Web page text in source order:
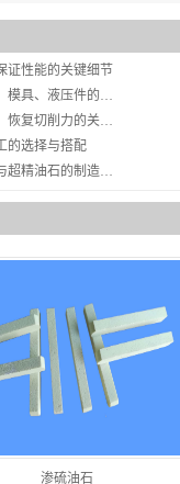
证性能的关键细节
超精油石典型应用案例：轴承、曲轴、模具、液压件的选型方案
超精油石修整方法与技巧：延长寿命、恢复切削力的关键步骤
的选择与搭配
一块好油石是如何炼成的？揭秘油石与超精油石的制造全过程
渗硫油石